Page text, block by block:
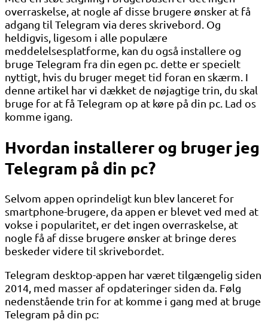
overraskelse, at nogle af disse brugere ønsker at få
adgang til Telegram via deres skrivebord. Og
heldigvis, ligesom i alle populære
meddelelsesplatforme, kan du også installere og
bruge Telegram fra din egen pc. dette er specielt
nyttigt, hvis du bruger meget tid foran en skærm. I
denne artikel har vi dækket de nøjagtige trin, du skal
bruge for at få Telegram op at køre på din pc. Lad os
komme igang.
Hvordan installerer og bruger jeg
Telegram på din pc?
Selvom appen oprindeligt kun blev lanceret for
smartphone-brugere, da appen er blevet ved med at
vokse i popularitet, er det ingen overraskelse, at
nogle få af disse brugere ønsker at bringe deres
beskeder videre til skrivebordet.
Telegram desktop-appen har været tilgængelig siden
2014, med masser af opdateringer siden da. Følg
nedenstående trin for at komme i gang med at bruge
Telegram på din pc: